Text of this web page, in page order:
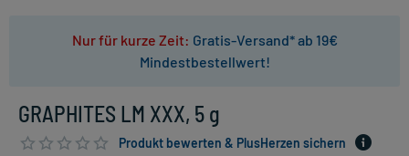
Nur für kurze Zeit: Gratis-Versand* ab 19€
Mindestbestellwert!
GRAPHITES LM XXX, 5 g
Produkt bewerten & PlusHerzen sichern